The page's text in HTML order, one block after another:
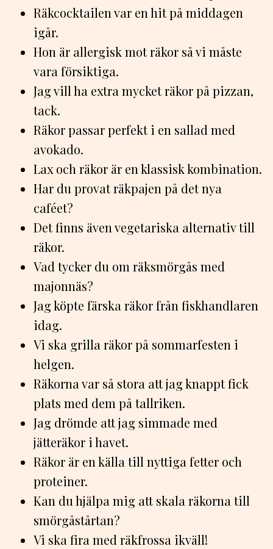
Räkcocktailen var en hit på middagen
igår.
Hon är allergisk mot räkor så vi måste
vara försiktiga.
Jag vill ha extra mycket räkor på pizzan,
tack.
Räkor passar perfekt i en sallad med
avokado.
Lax och räkor är en klassisk kombination.
Har du provat räkpajen på det nya
caféet?
Det finns även vegetariska alternativ till
räkor.
Vad tycker du om räksmörgås med
majonnäs?
Jag köpte färska räkor från fiskhandlaren
idag.
Vi ska grilla räkor på sommarfesten i
helgen.
Räkorna var så stora att jag knappt fick
plats med dem på tallriken.
Jag drömde att jag simmade med
jätteräkor i havet.
Räkor är en källa till nyttiga fetter och
proteiner.
Kan du hjälpa mig att skala räkorna till
smörgåstårtan?
Vi ska fira med räkfrossa ikväll!